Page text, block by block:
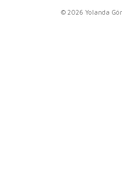
© 2026 Yolanda